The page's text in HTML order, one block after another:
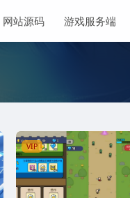
网站源码 游戏服务端
VIP